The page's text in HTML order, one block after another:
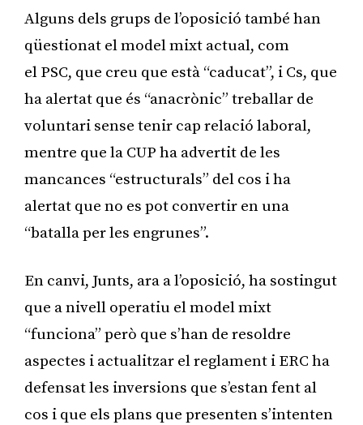
Alguns dels grups de l’oposició també han
qüestionat el model mixt actual, com
el PSC, que creu que està “caducat”, i Cs, que
ha alertat que és “anacrònic” treballar de
voluntari sense tenir cap relació laboral,
mentre que la CUP ha advertit de les
mancances “estructurals” del cos i ha
alertat que no es pot convertir en una
“batalla per les engrunes”.
En canvi, Junts, ara a l’oposició, ha sostingut
que a nivell operatiu el model mixt
“funciona” però que s’han de resoldre
aspectes i actualitzar el reglament i ERC ha
defensat les inversions que s’estan fent al
cos i que els plans que presenten s’intenten